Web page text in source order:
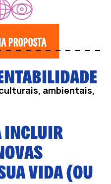
PROPOSTA
ambientais,
INCLUIR
VIDA (OU